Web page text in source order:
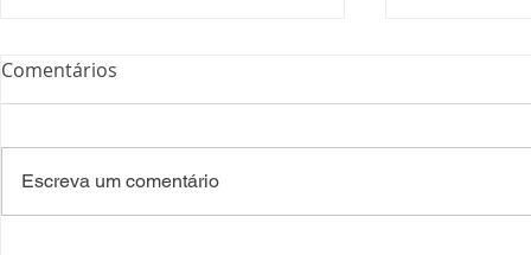
Comentários
Escreva um comentário